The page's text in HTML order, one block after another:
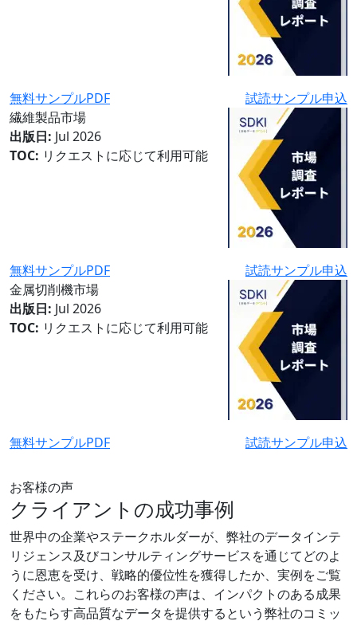
無料サンプルPDF
試読サンプル申込
繊維製品市場
出版日: Jul 2026
TOC: リクエストに応じて利用可能
無料サンプルPDF
試読サンプル申込
金属切削機市場
出版日: Jul 2026
TOC: リクエストに応じて利用可能
無料サンプルPDF 試読サンプル申込
お客様の声
クライアントの成功事例
世界中の企業やステークホルダーが、弊社のデータインテ
リジェンス及びコンサルティングサービスを通じてどのよ
うに恩恵を受け、戦略的優位性を獲得したか、実例をご覧
ください。これらのお客様の声は、インパクトのある成果
をもたらす高品質なデータを提供するという弊社のコミッ